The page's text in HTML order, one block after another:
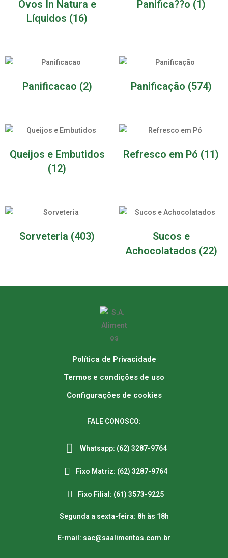
Ovos In Natura e
Líquidos (16)
Panifica??o (1)
Panificacao (2) Panificação (574)
Queijos e Embutidos
(12)
Refresco em Pó (11)
Sorveteria (403)
Sucos e
Achocolatados (22)
Política de Privacidade
Termos e condições de uso
Configurações de cookies
FALE CONOSCO:
Whatsapp: (62) 3287-9764
Fixo Matriz: (62) 3287-9764
Fixo Filial: (61) 3573-9225
Segunda a sexta-feira: 8h às 18h
E-mail: sac@saalimentos.com.br